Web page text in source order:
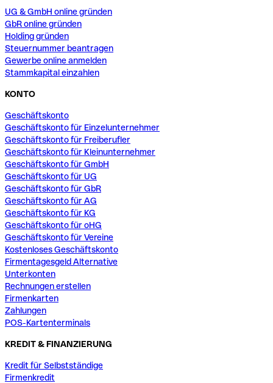
UG & GmbH online gründen
GbR online gründen
Holding gründen
Steuernummer beantragen
Gewerbe online anmelden
Stammkapital einzahlen
KONTO
Geschäftskonto
Geschäftskonto für Einzelunternehmer
Geschäftskonto für Freiberufler
Geschäftskonto für Kleinunternehmer
Geschäftskonto für GmbH
Geschäftskonto für UG
Geschäftskonto für GbR
Geschäftskonto für AG
Geschäftskonto für KG
Geschäftskonto für oHG
Geschäftskonto für Vereine
Kostenloses Geschäftskonto
Firmentagesgeld Alternative
Unterkonten
Rechnungen erstellen
Firmenkarten
Zahlungen
POS-Kartenterminals
KREDIT & FINANZIERUNG
Kredit für Selbstständige
Firmenkredit